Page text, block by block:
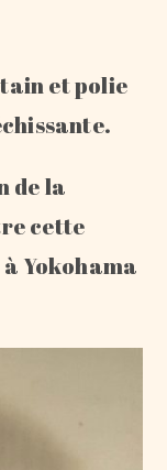
et polie
de la
cette
Yokohama